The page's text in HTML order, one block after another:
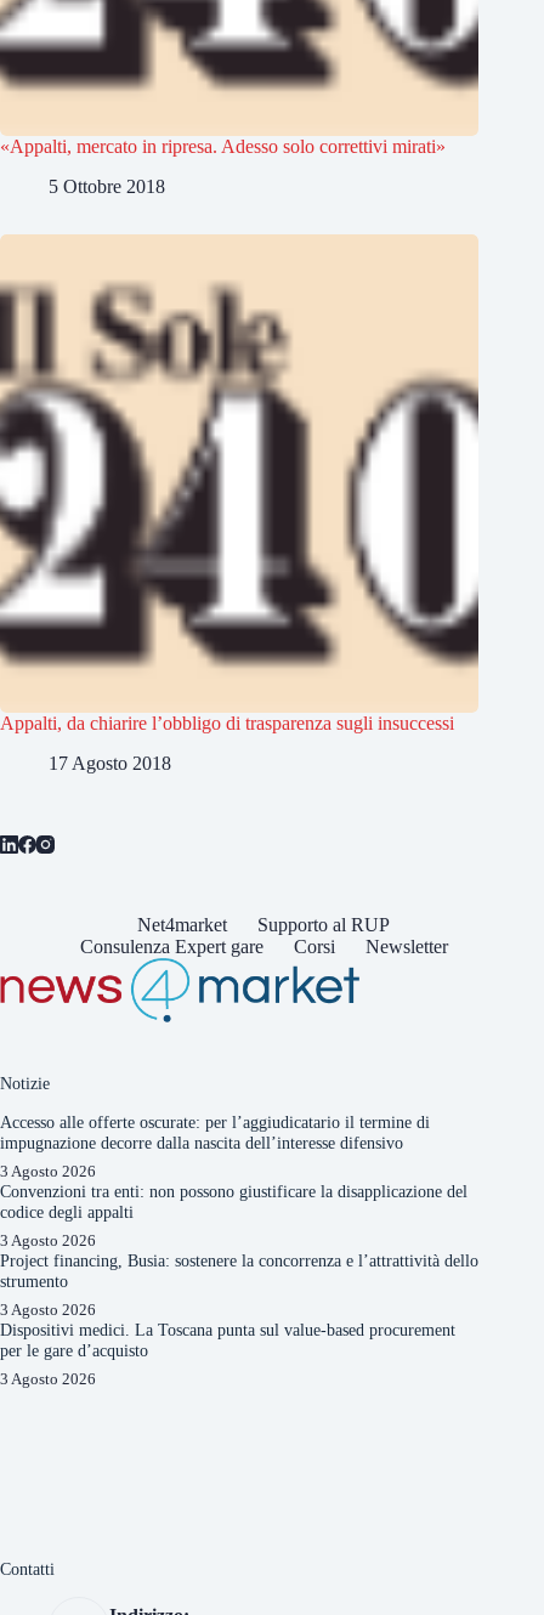
«Appalti, mercato in ripresa. Adesso solo correttivi mirati»
5 Ottobre 2018
Appalti, da chiarire l’obbligo di trasparenza sugli insuccessi
17 Agosto 2018
Net4market
Supporto al RUP
Consulenza Expert gare
Corsi Newsletter
Notizie
Accesso alle offerte oscurate: per l’aggiudicatario il termine di
impugnazione decorre dalla nascita dell’interesse difensivo
3 Agosto 2026
Convenzioni tra enti: non possono giustificare la disapplicazione del
codice degli appalti
3 Agosto 2026
Project financing, Busia: sostenere la concorrenza e l’attrattività dello
strumento
3 Agosto 2026
Dispositivi medici. La Toscana punta sul value-based procurement
per le gare d’acquisto
3 Agosto 2026
Contatti